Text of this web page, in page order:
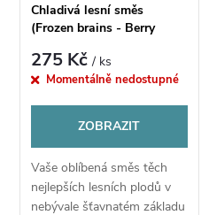
Chladivá lesní směs
(Frozen brains - Berry
Shake & Vape 12ML
275 Kč/ ks
Momentálně nedostupné
ZOBRAZIT
Vaše oblíbená směs těch
nejlepších lesních plodů v
nebývale šťavnatém základu